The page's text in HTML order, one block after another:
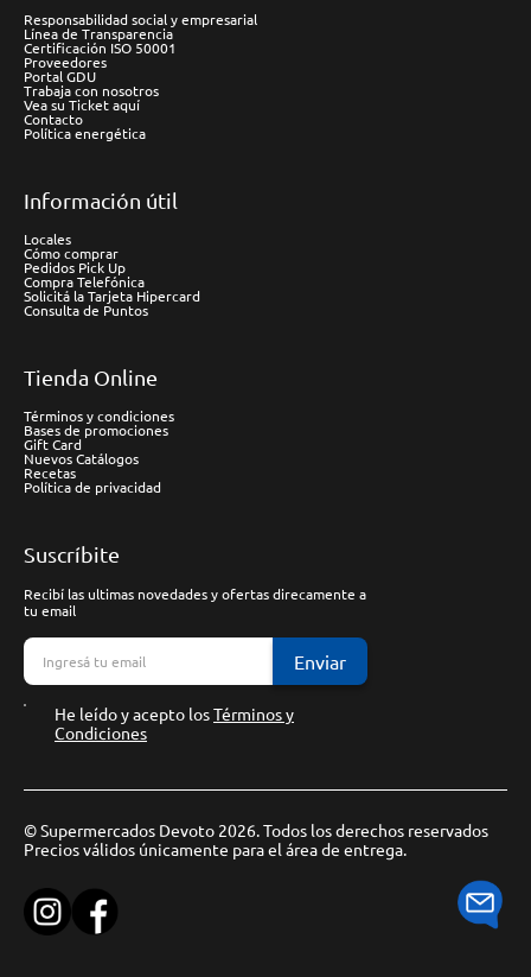
Responsabilidad social y empresarial
Línea de Transparencia
Certificación ISO 50001
Proveedores
Portal GDU
Trabaja con nosotros
Vea su Ticket aquí
Contacto
Política energética
Información útil
Locales
Cómo comprar
Pedidos Pick Up
Compra Telefónica
Solicitá la Tarjeta Hipercard
Consulta de Puntos
Tienda Online
Términos y condiciones
Bases de promociones
Gift Card
Nuevos Catálogos
Recetas
Política de privacidad
Suscríbite
Recibí las ultimas novedades y ofertas direcamente a
tu email
Enviar
He leído y acepto losTérminos y
Condiciones
© Supermercados Devoto 2026. Todos los derechos reservados
Precios válidos únicamente para el área de entrega.